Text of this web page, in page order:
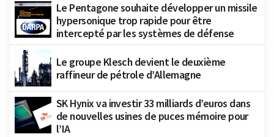
Le Pentagone souhaite développer un missile
hypersonique trop rapide pour être
intercepté par les systèmes de défense
Le groupe Klesch devient le deuxième
raffineur de pétrole d’Allemagne
SK Hynix va investir 33 milliards d’euros dans
de nouvelles usines de puces mémoire pour
l’IA